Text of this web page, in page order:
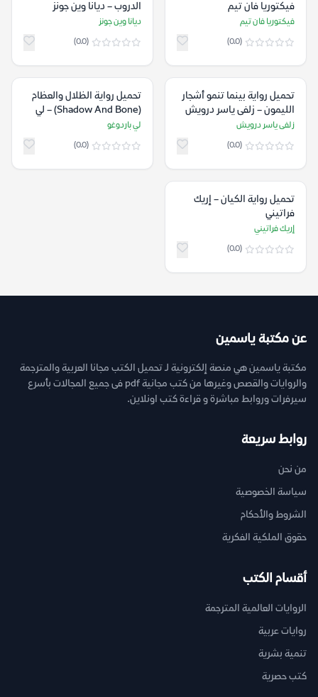
فيكتوريا فان تيم
فيكتوريا فان تيم
(0.0)
الدروب – ديانا وين جونز
ديانا وين جونز
(0.0)
تحميل رواية بينما تنمو أشجار
الليمون – زلفى ياسر درويش
زلفى ياسر درويش
(0.0)
تحميل رواية الظلال والعظام
(Shadow And Bone) – لي
باردوغو
لي باردوغو
(0.0)
تحميل رواية الكيان – إريك
فراتيني
إريك فراتيني
(0.0)
عن مكتبة ياسمين
مكتبة ياسمين هي منصة إلكترونية لـ تحميل الكتب مجانا العربية والمترجمة
والروايات والقصص وغيرها من كتب مجانية pdf فى جميع المجالات بأسرع
سيرفرات وروابط مباشرة و قراءة كتب اونلاين.
روابط سريعة
من نحن
سياسة الخصوصية
الشروط والأحكام
حقوق الملكية الفكرية
أقسام الكتب
الروايات العالمية المترجمة
روايات عربية
تنمية بشرية
كتب حصرية